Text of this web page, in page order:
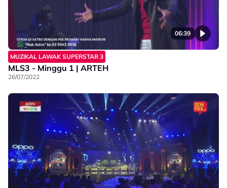
06:39
MUZIKAL LAWAK SUPERSTAR 3
MLS3 - Minggu 1 | ARTEH
26/07/2022